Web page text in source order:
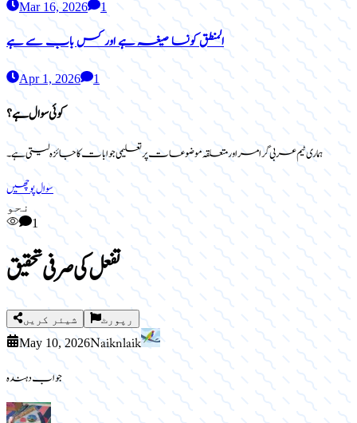
Mar 16, 2026 1
المنطق کونسا صیغہ ہے اور کس باب سے ہے
Apr 1, 2026 1
کوئی سوال ہے؟
ہماری ٹیم عربی گرامر اور متعلقہ موضوعات پر تعلیمی جوابات کا جائزہ لیتی ہے۔
سوال پوچھیں
نحو
1
تفعل کی صرفی تحقیق
شیئر کریں رپورٹ
May 10, 2026Naik nlaik
جواب دہندہ